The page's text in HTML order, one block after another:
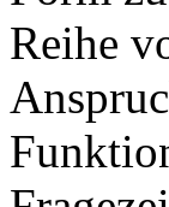
Reihe